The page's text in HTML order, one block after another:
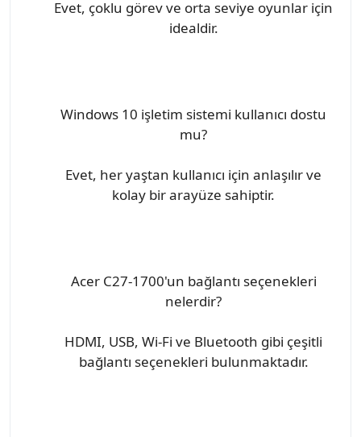
Evet, çoklu görev ve orta seviye oyunlar için
idealdir.
Windows 10 işletim sistemi kullanıcı dostu
mu?
Evet, her yaştan kullanıcı için anlaşılır ve
kolay bir arayüze sahiptir.
Acer C27-1700'un bağlantı seçenekleri
nelerdir?
HDMI, USB, Wi-Fi ve Bluetooth gibi çeşitli
bağlantı seçenekleri bulunmaktadır.